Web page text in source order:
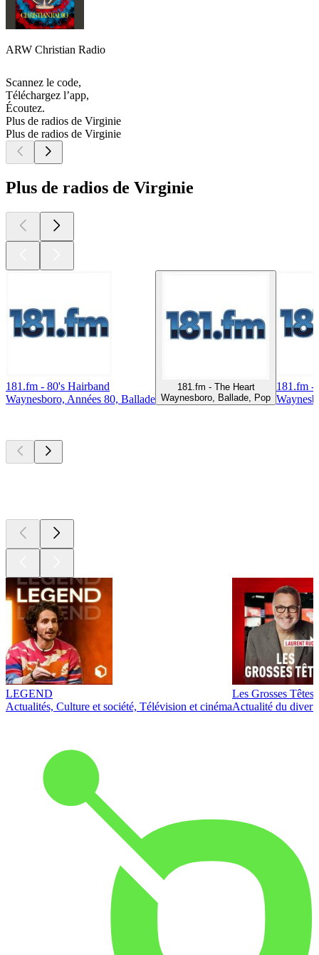
ARW Christian Radio
Scannez le code,
Téléchargez l’app,
Écoutez.
Plus de radios de Virginie
Plus de radios de Virginie
Plus de radios de Virginie
181.fm - 80's Hairband
Waynesboro, Années 80, Ballade
181.fm - The Heart
Waynesboro, Ballade, Pop
181.fm -
LEGEND
Actualités, Culture et société, Télévision et cinéma
Les Grosses Têtes
Actualité du